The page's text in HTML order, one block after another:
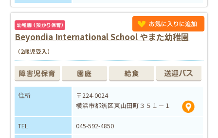
Beyondia International School やまた幼稚園
（2歳児受入）
住所
〒224-0024
横浜市都筑区東山田町３５１－１
TEL
045-592-4850